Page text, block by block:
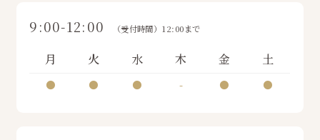
9:00-12:00 （受付時間）12:00まで
月 火 水 木 金 土
● ● ● - ● ●